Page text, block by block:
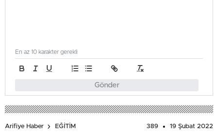
Gönder
En az 10 karakter gerekli
Arifiye Haber EĞİTİM 389 19 Şubat 2022